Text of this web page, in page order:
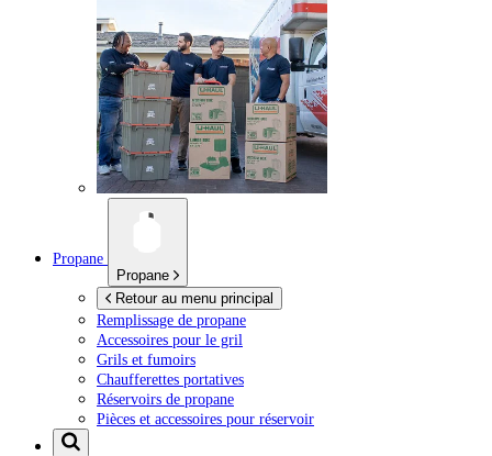
Propane
Propane
Retour au menu principal
Remplissage de propane
Accessoires pour le gril
Grils et fumoirs
Chaufferettes portatives
Réservoirs de propane
Pièces et accessoires pour réservoir